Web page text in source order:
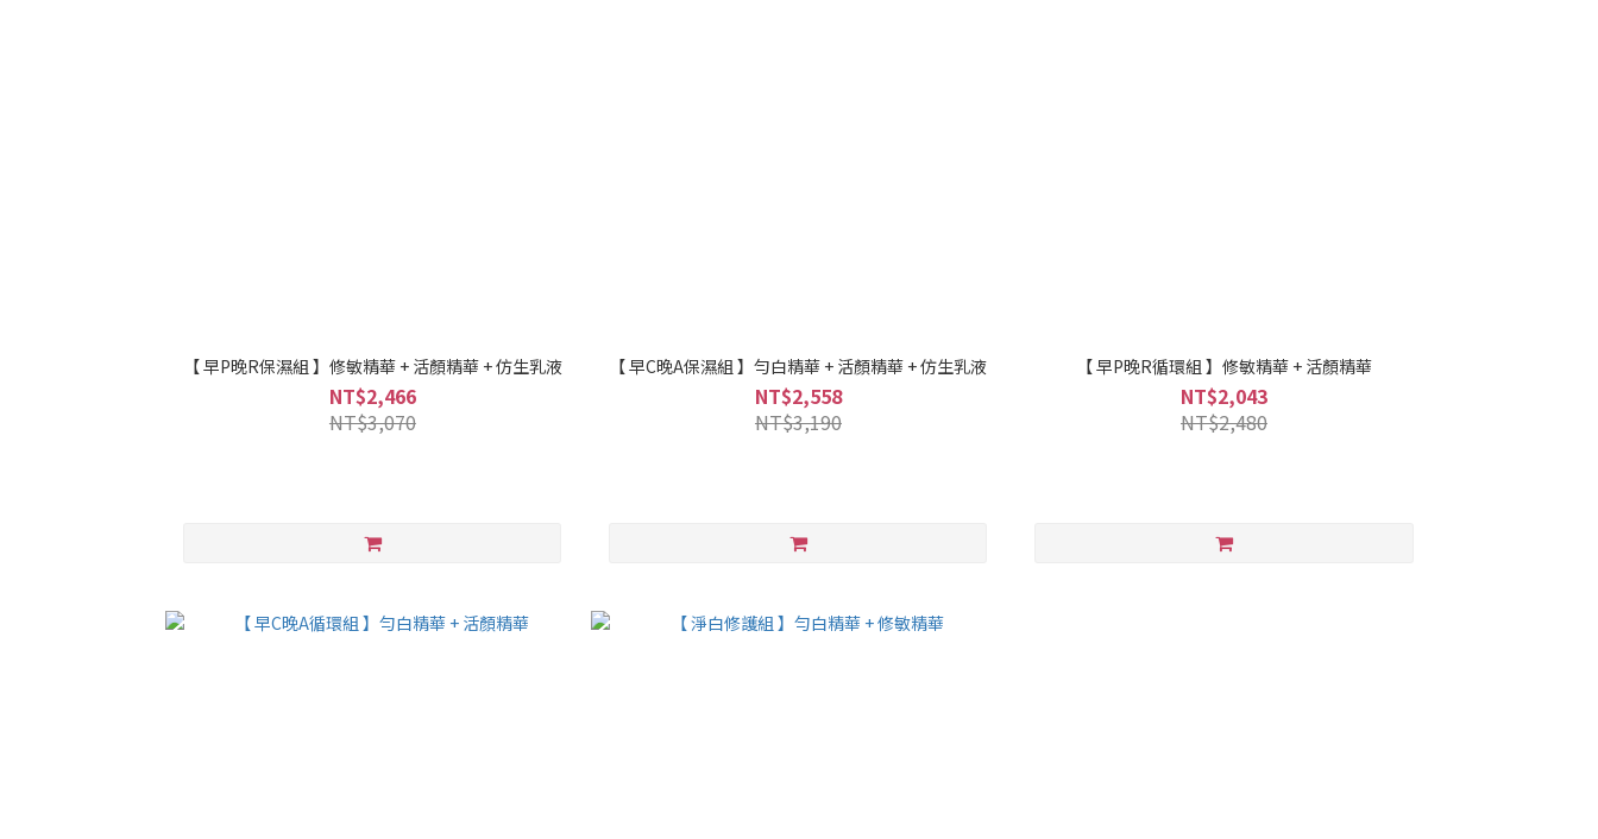
【 早P晚R保濕組 】修敏精華 + 活顏精華 + 仿生乳液
NT$2,466
NT$3,070
【 早C晚A保濕組 】勻白精華 + 活顏精華 + 仿生乳液
NT$2,558
NT$3,190
【 早P晚R循環組 】修敏精華 + 活顏精華
NT$2,043
NT$2,480